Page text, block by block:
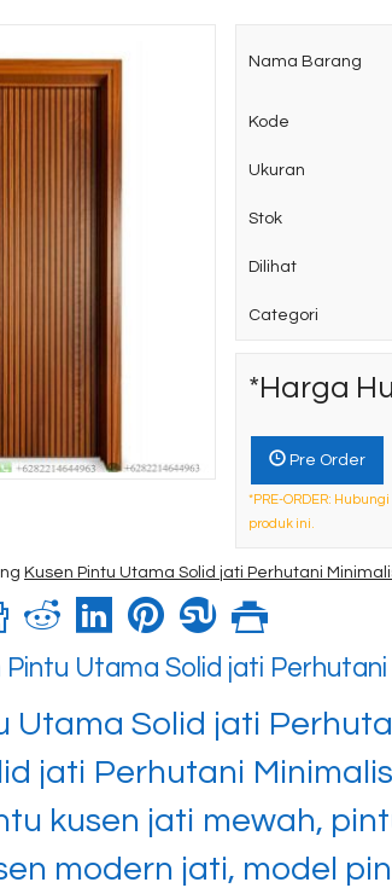
Nama Barang
Kode
Ukuran
Stok
Dilihat
Categori
*Harga
Pre Order
*PRE-ORDER:
produk ini.
Kusen Pintu Utama Solid jati Perhutani
Pintu Utama Solid jati Perhutani
Utama Solid jati
jati Perhutani
kusen jati mewah,
modern jati, model